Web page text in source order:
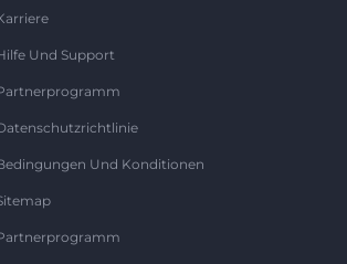
Und Support
Und Konditionen